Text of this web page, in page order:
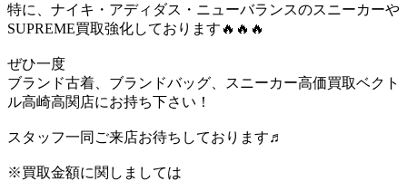
特に、ナイキ・アディダス・ニューバランスのスニーカーや
SUPREME買取強化しております🔥🔥🔥
ぜひ一度
ブランド古着、ブランドバッグ、スニーカー高価買取ベクト
ル高崎高関店にお持ち下さい！
スタッフ一同ご来店お待ちしております♬
※買取金額に関しましては